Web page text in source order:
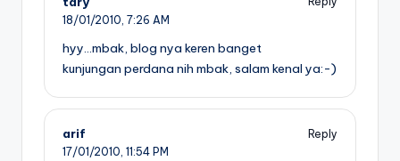
18/01/2010, 7:26 AM
hyy…mbak, blog nya keren banget
kunjungan perdana nih mbak, salam kenal ya:-)
arif
Reply
17/01/2010, 11:54 PM